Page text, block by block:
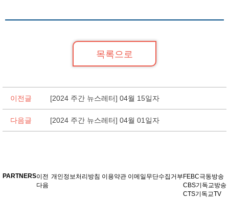
목록으로
이전글 [2024 주간 뉴스레터] 04월 15일자
다음글 [2024 주간 뉴스레터] 04월 01일자
PARTNERS이전
다음
FEBC극동방송
CBS기독교방송
CTS기독교TV
개인정보처리방침 이용약관 이메일무단수집거부